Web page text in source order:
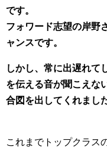
です。
フォワード志望の岸野
ャンスです。
しかし、常に出遅れて
を伝える音が聞こえな
合図を出してくれまし
これまでトップクラス